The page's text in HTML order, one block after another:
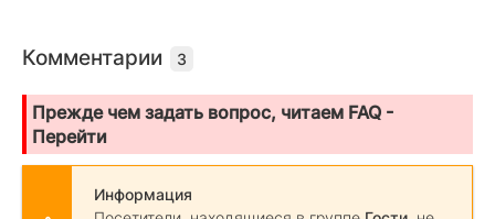
Комментарии 3
Прежде чем задать вопрос, читаем FAQ -
Перейти
Информация